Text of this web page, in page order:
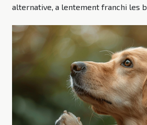
alternative, a lentement franchi les